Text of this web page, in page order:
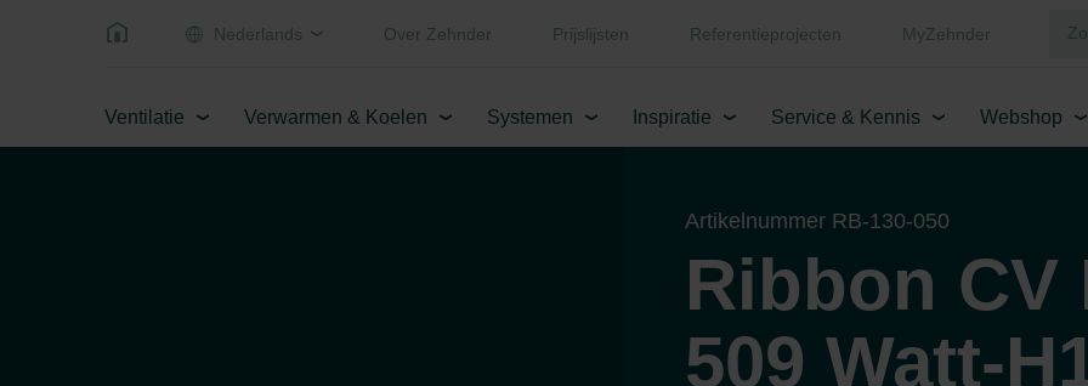
Nederlands Over Zehnder Prijslijsten Referentieprojecten MyZehnder
Ventilatie Verwarmen & Koelen Systemen Inspiratie Service & Kennis Webshop
Artikelnummer RB-130-050
Ribbon CV
509 Watt-